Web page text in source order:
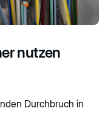
nutzen
Durchbruch in